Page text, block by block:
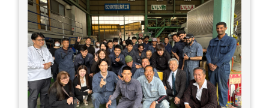
ンク、紫のアジサイは圧巻の一言。 歩道が整備さ
れているので、アジサイの中に囲まれるような感
覚で散策を楽しめます。 写真好きにはたまらない
「フォトジェニック」な景色 あじさい屋敷は、ど
こを切り取っても絵になる場所ばかり。 高い場所
からの眺望: 敷地が高い位置にあるため、あじさ
い越しに広がる茂原の景色を一望できます。 小道
での撮影: アジサイの小道を歩いている後ろ姿